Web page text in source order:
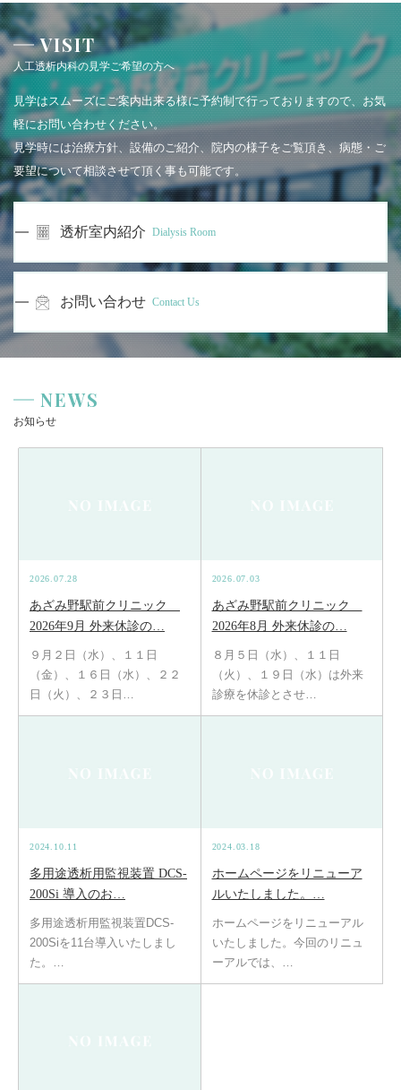
VISIT
人工透析内科の見学ご希望の方へ
見学はスムーズにご案内出来る様に予約制で行っておりますので、お気
軽にお問い合わせください。
見学時には治療方針、設備のご紹介、院内の様子をご覧頂き、病態・ご
要望について相談させて頂く事も可能です。
透析室内紹介 Dialysis Room
お問い合わせ Contact Us
NEWS
お知らせ
2026.07.28
あざみ野駅前クリニック
2026年9月 外来休診の…
９月２日（水）、１１日
（金）、１６日（水）、２２
日（火）、２３日…
2026.07.03
あざみ野駅前クリニック
2026年8月 外来休診の…
８月５日（水）、１１日
（火）、１９日（水）は外来
診療を休診とさせ…
2024.10.11
多用途透析用監視装置 DCS-
200Si 導入のお…
多用途透析用監視装置DCS-
200Siを11台導入いたしまし
た。…
2024.03.18
ホームページをリニューア
ルいたしました。…
ホームページをリニューアル
いたしました。今回のリニュ
ーアルでは、…